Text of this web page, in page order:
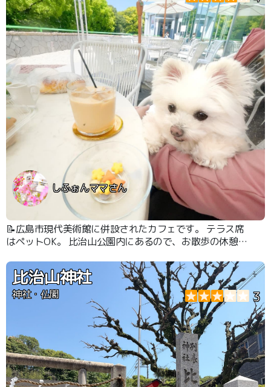
しふぉんママさん
📝広島市現代美術館に併設されたカフェです。 テラス席
はペットOK。 比治山公園内にあるので、お散歩の休憩に
比治山神社
神社・仏閣 3